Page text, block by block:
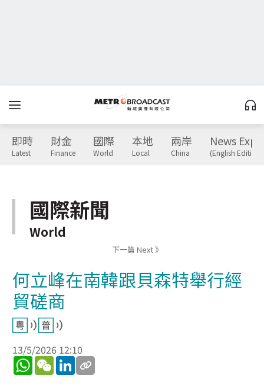
即時
Latest
財金
Finance
國際
World
本地
Local
兩岸
China
News
(English Edition)
國際新聞
World
下一篇 Next 》
何立峰在南韓跟貝森特舉行經
貿磋商
13/5/2026 12:10
WhatsApp
WeChatLinkedIn